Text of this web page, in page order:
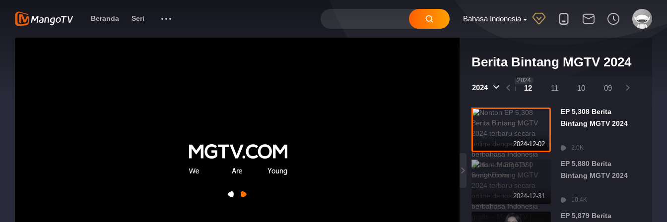
Bahasa Indonesia
Beranda Seri
Berita Bintang MGTV 2024
2024 01 12
2024
11 10 09
2024-12-02
EP 5,308 Berita
Bintang MGTV 2024
2.0K
2024-12-31
EP 5,880 Berita
Bintang MGTV 2024
10.4K
EP 5,879 Berita